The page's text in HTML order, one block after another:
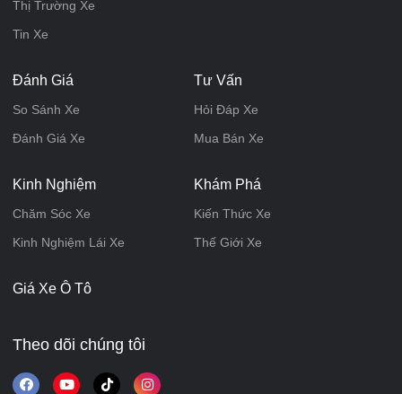
Thị Trường Xe
Tin Xe
Đánh Giá
So Sánh Xe
Đánh Giá Xe
Tư Vấn
Hỏi Đáp Xe
Mua Bán Xe
Kinh Nghiệm
Chăm Sóc Xe
Kinh Nghiệm Lái Xe
Khám Phá
Kiến Thức Xe
Thế Giới Xe
Giá Xe Ô Tô
Theo dõi chúng tôi